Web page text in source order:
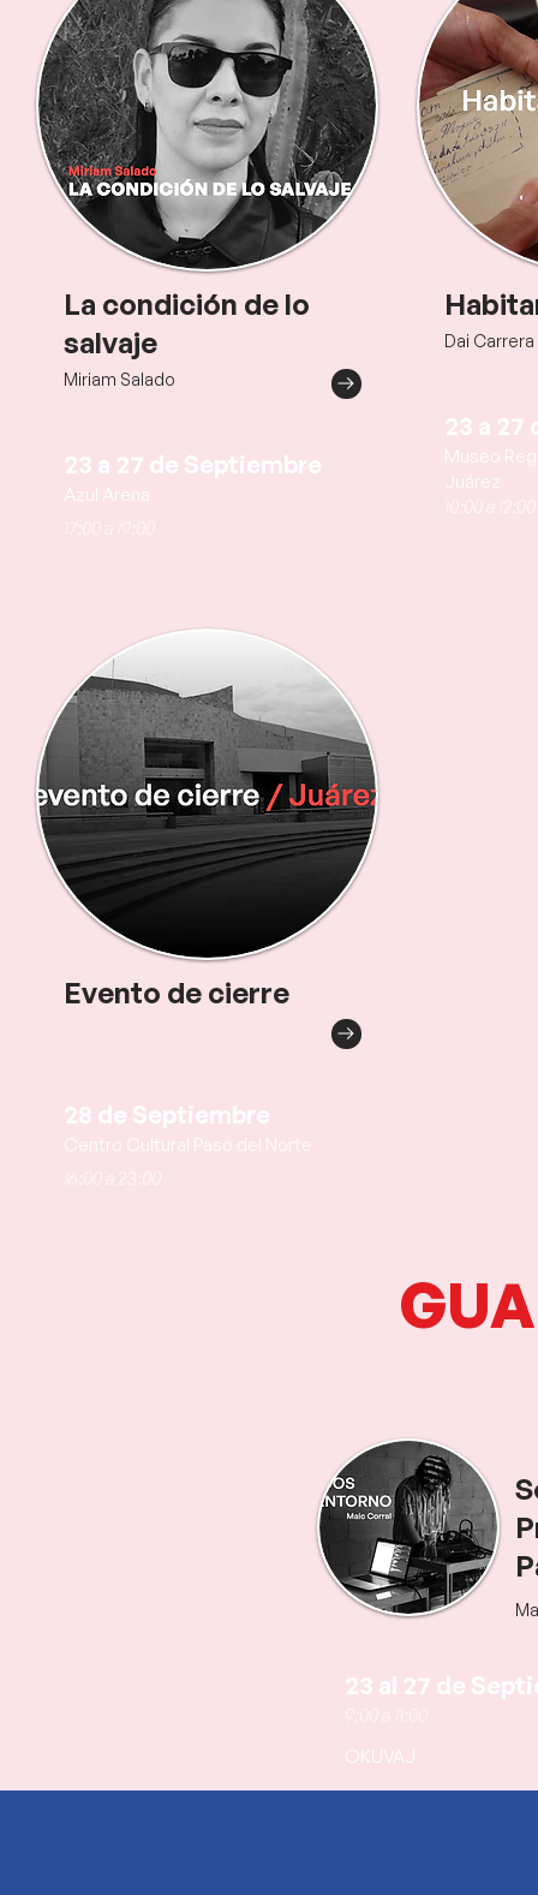
La condición de lo
salvaje
Miriam Salado
23 a 27 de Septiembre
Azul Arena
Evento de cierre
28 de Septiembre
Centro Cultural Paso del Norte
16:00 a 23:00
Dai Carrera
23 a 27
Museo
Juárez
23 al 27 de
OKUVAJ